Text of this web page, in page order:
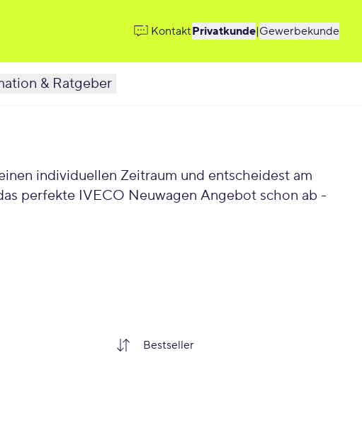
KontaktPrivatkunde|Gewerbekunde
& Ratgeber
individuellen Zeitraum und entscheidest am
perfekte IVECO Neuwagen Angebot schon ab -